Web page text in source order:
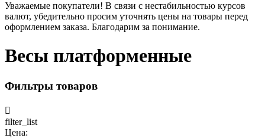
Уважаемые покупатели! В связи с нестабильностью курсов
валют, убедительно просим уточнять цены на товары перед
оформлением заказа. Благодарим за понимание.
Весы платформенные
Фильтры товаров

filter_list
Цена: